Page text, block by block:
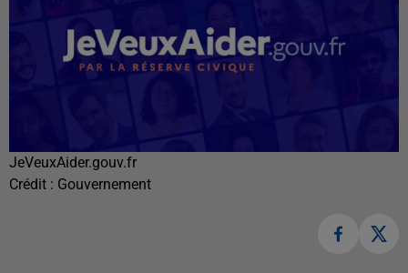
JeVeuxAider.gouv.fr
Crédit : Gouvernement